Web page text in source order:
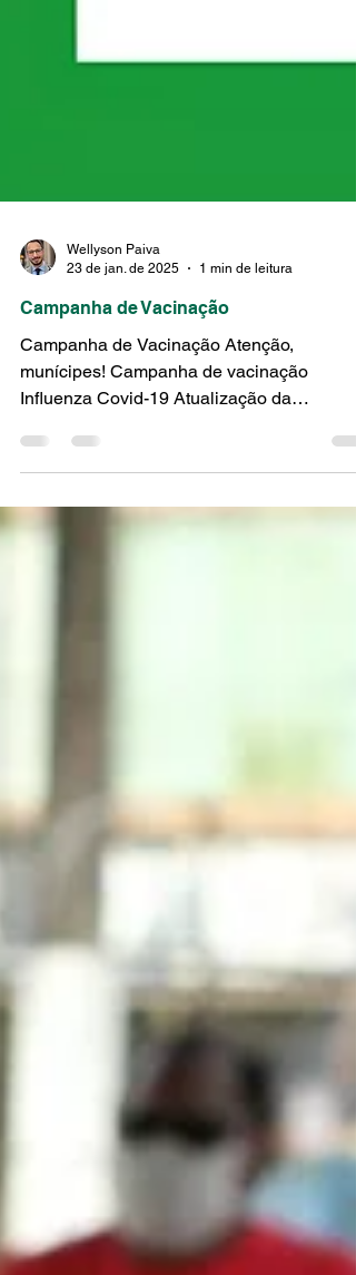
Wellyson Paiva
23 de jan. de 2025
1 min de leitura
Campanha de Vacinação
Campanha de Vacinação Atenção,
munícipes! Campanha de vacinação